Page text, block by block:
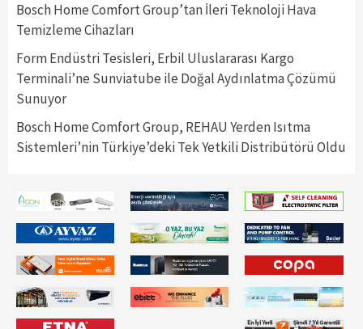
Bosch Home Comfort Group’tan İleri Teknoloji Hava
Temizleme Cihazları
Form Endüstri Tesisleri, Erbil Uluslararası Kargo
Terminali’ne Sunviatube ile Doğal Aydınlatma Çözümü
Sunuyor
Bosch Home Comfort Group, REHAU Yerden Isıtma
Sistemleri’nin Türkiye’deki Tek Yetkili Distribütörü Oldu